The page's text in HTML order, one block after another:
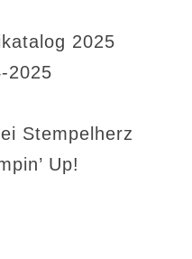
2025
2025
Stempelherz
Up!